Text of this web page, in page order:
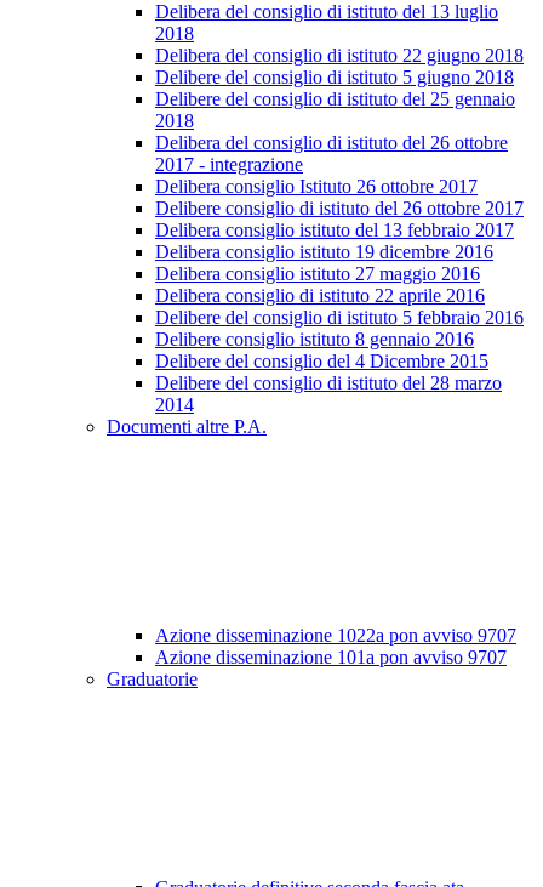
Delibera del consiglio di istituto del 13 luglio
2018
Delibera del consiglio di istituto 22 giugno 2018
Delibere del consiglio di istituto 5 giugno 2018
Delibere del consiglio di istituto del 25 gennaio
2018
Delibera del consiglio di istituto del 26 ottobre
2017 - integrazione
Delibera consiglio Istituto 26 ottobre 2017
Delibere consiglio di istituto del 26 ottobre 2017
Delibera consiglio istituto del 13 febbraio 2017
Delibera consiglio istituto 19 dicembre 2016
Delibera consiglio istituto 27 maggio 2016
Delibera consiglio di istituto 22 aprile 2016
Delibere del consiglio di istituto 5 febbraio 2016
Delibere consiglio istituto 8 gennaio 2016
Delibere del consiglio del 4 Dicembre 2015
Delibere del consiglio di istituto del 28 marzo
2014
Documenti altre P.A.
Azione disseminazione 1022a pon avviso 9707
Azione disseminazione 101a pon avviso 9707
Graduatorie